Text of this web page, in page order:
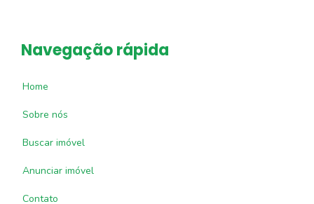
Navegação rápida
Home
Sobre nós
Buscar imóvel
Anunciar imóvel
Contato